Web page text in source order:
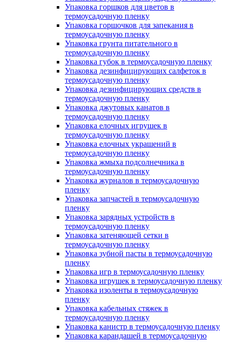
Упаковка горшков для цветов в
термоусадочную пленку
Упаковка горшочков для запекания в
термоусадочную пленку
Упаковка грунта питательного в
термоусадочную пленку
Упаковка губок в термоусадочную пленку
Упаковка дезинфицирующих салфеток в
термоусадочную пленку
Упаковка дезинфицирующих средств в
термоусадочную пленку
Упаковка джутовых канатов в
термоусадочную пленку
Упаковка елочных игрушек в
термоусадочную пленку
Упаковка елочных украшений в
термоусадочную пленку
Упаковка жмыха подсолнечника в
термоусадочную пленку
Упаковка журналов в термоусадочную
пленку
Упаковка запчастей в термоусадочную
пленку
Упаковка зарядных устройств в
термоусадочную пленку
Упаковка затеняющей сетки в
термоусадочную пленку
Упаковка зубной пасты в термоусадочную
пленку
Упаковка игр в термоусадочную пленку
Упаковка игрушек в термоусадочную пленку
Упаковка изоленты в термоусадочную
пленку
Упаковка кабельных стяжек в
термоусадочную пленку
Упаковка канистр в термоусадочную пленку
Упаковка карандашей в термоусадочную